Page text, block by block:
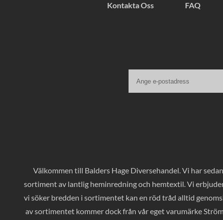
Kontakta Oss FAQ
Välkommen till Balders Hage Diversehandel. Vi har
sortiment av lantlig heminredning och hemtextil. Vi
vi söker bredden i sortimentet kan en röd tråd alltid
av sortimentet kommer dock från vår eget varumärke